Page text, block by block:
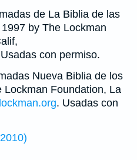
de La Biblia de las
by The Lockman
con permiso.
Nueva Biblia de los
Foundation, La
. Usadas con